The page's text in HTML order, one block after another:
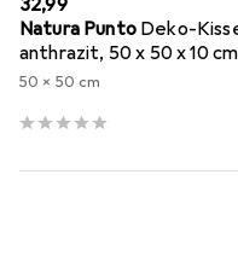
EUR
32,99
Natura Punto Deko-
anthrazit, 50 x 50 x 10 cm
50 x 50 cm